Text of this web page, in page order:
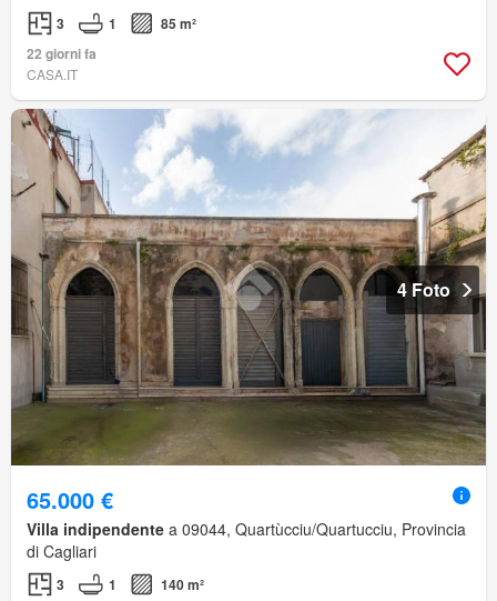
3 1
85 m²
22 giorni fa
CASA.IT
4 Foto
65.000 €
Villa indipendente a 09044, Quartùcciu/Quartucciu, Provincia
di Cagliari
3 1
140 m²